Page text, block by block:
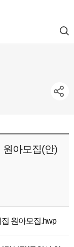
검
색
원아모집(안)
원아모집.hwp